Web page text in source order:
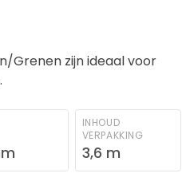
Grenen zijn ideaal voor
INHOUD
VERPAKKING
3,6 m